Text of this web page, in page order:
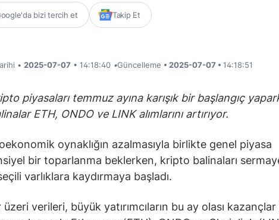
bizi tercih et Takip Et
• 2025-07-07 • 14:18:40 •Güncelleme • 2025-07-07 • 14:18:51
piyasaları temmuz ayına karışık bir başlangıç
ETH, ONDO ve LINK alımlarını artırıyor.
oynaklığın azalmasıyla birlikte genel piyasa
bir toparlanma beklerken, kripto balinaları
varlıklara kaydırmaya başladı.
üzeri verileri, büyük yatırımcıların bu ay olası